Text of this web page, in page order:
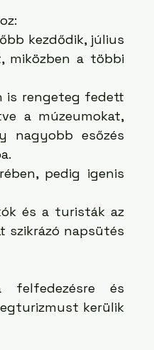
kezdődik, július
miközben a többi
is rengeteg fedett
a múzeumokat,
nagyobb esőzés
pedig igenis
és a turisták az
szikrázó napsütés
és
kerülik